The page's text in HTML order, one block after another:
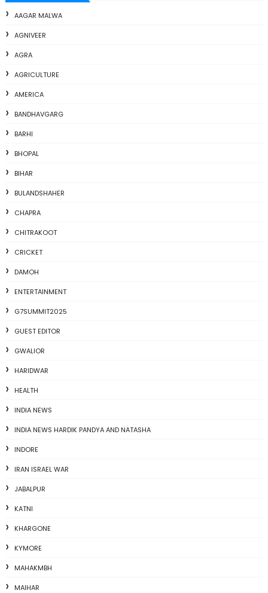
AAGAR MALWA
AGNIVEER
AGRA
AGRICULTURE
AMERICA
BANDHAVGARG
BARHI
BHOPAL
BIHAR
BULANDSHAHER
CHAPRA
CHITRAKOOT
CRICKET
DAMOH
ENTERTAINMENT
G7SUMMIT2025
GUEST EDITOR
GWALIOR
HARIDWAR
HEALTH
INDIA NEWS
INDIA NEWS HARDIK PANDYA AND NATASHA
INDORE
IRAN ISRAEL WAR
JABALPUR
KATNI
KHARGONE
KYMORE
MAHAKMBH
MAIHAR